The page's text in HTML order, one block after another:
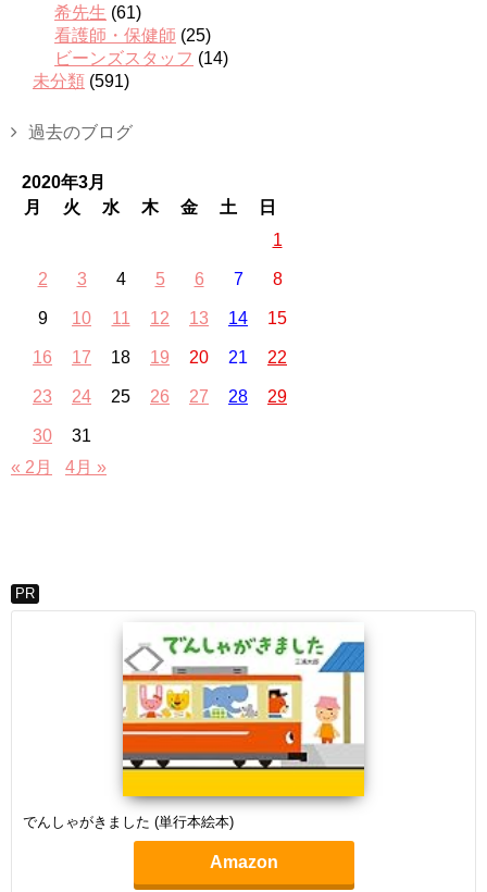
希先生 (61)
看護師・保健師 (25)
ビーンズスタッフ (14)
未分類 (591)
過去のブログ
2020年3月
月
火 水 木 金 土
日
1
2 3 4 5 6 7 8
9 10 11 12 13 14 15
16 17 18 19 20 21 22
23 24 25 26 27 28 29
30
31
« 2月
4月 »
PR
でんしゃがきました (単行本絵本)
Amazon